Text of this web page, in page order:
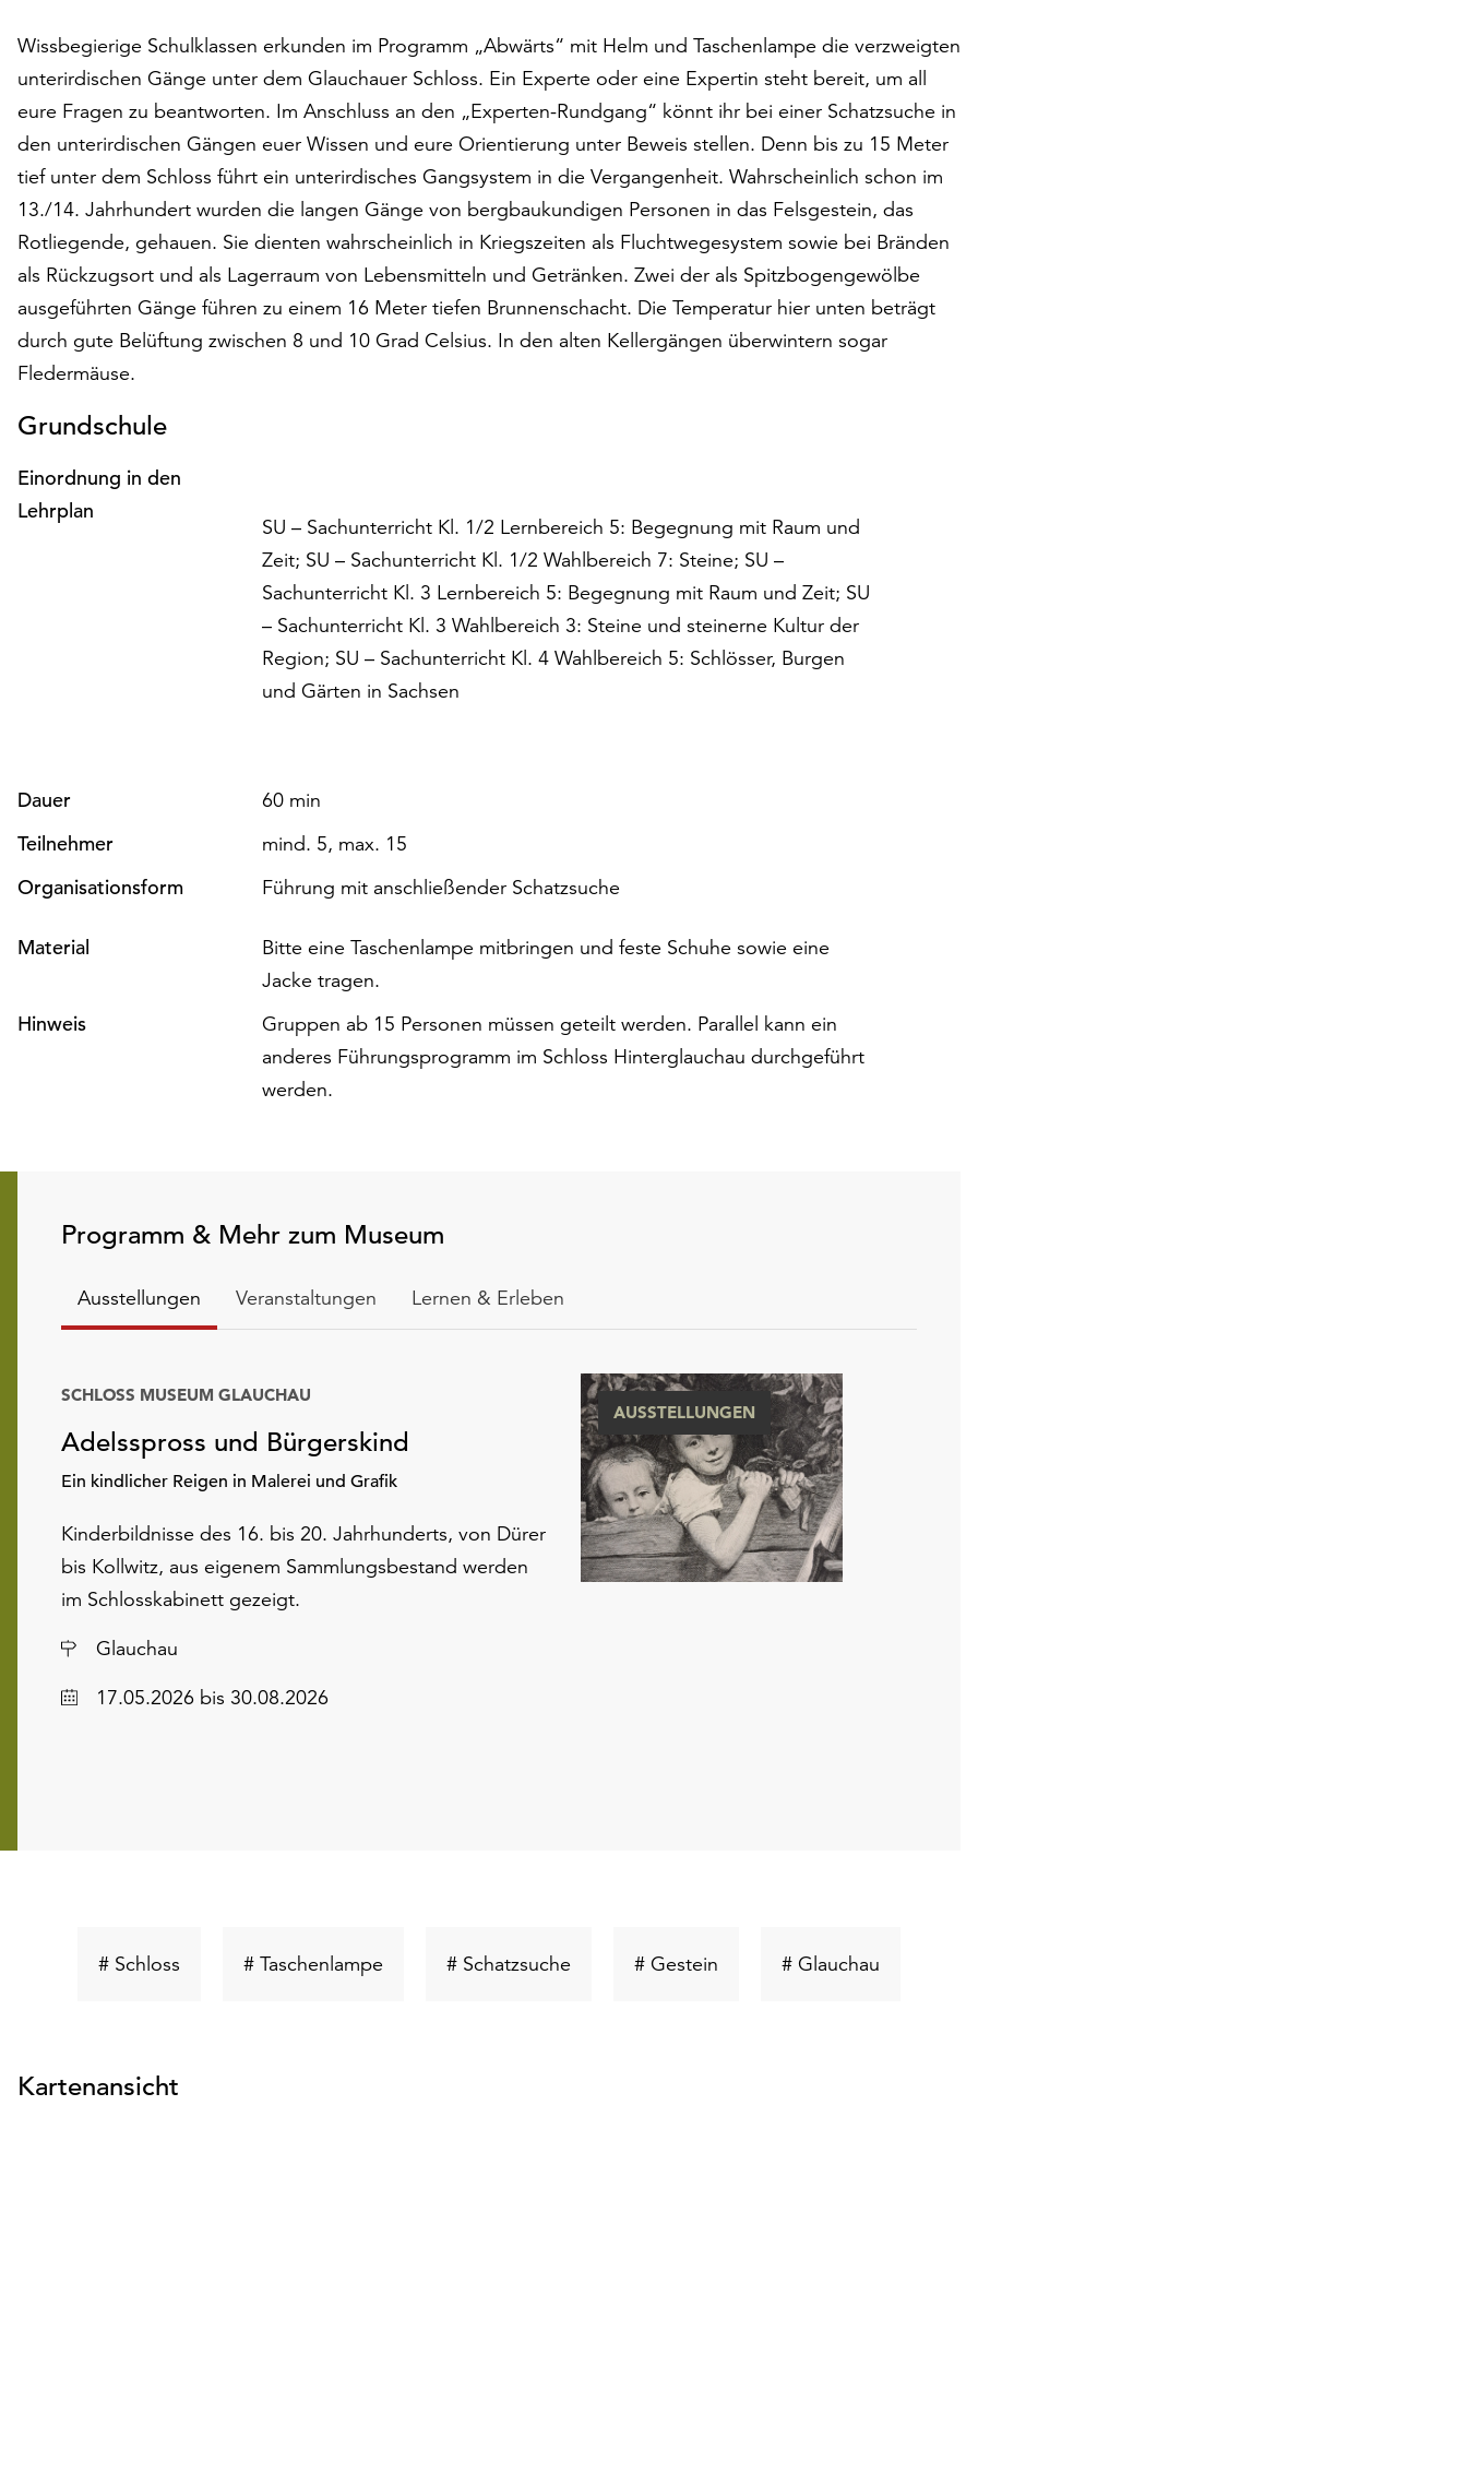
Wissbegierige Schulklassen erkunden im Programm „Abwärts“ mit Helm und Taschenlampe die verzweigten
unterirdischen Gänge unter dem Glauchauer Schloss. Ein Experte oder eine Expertin steht bereit, um all
eure Fragen zu beantworten. Im Anschluss an den „Experten-Rundgang“ könnt ihr bei einer Schatzsuche in
den unterirdischen Gängen euer Wissen und eure Orientierung unter Beweis stellen. Denn bis zu 15 Meter
tief unter dem Schloss führt ein unterirdisches Gangsystem in die Vergangenheit. Wahrscheinlich schon im
13./14. Jahrhundert wurden die langen Gänge von bergbaukundigen Personen in das Felsgestein, das
Rotliegende, gehauen. Sie dienten wahrscheinlich in Kriegszeiten als Fluchtwegesystem sowie bei Bränden
als Rückzugsort und als Lagerraum von Lebensmitteln und Getränken. Zwei der als Spitzbogengewölbe
ausgeführten Gänge führen zu einem 16 Meter tiefen Brunnenschacht. Die Temperatur hier unten beträgt
durch gute Belüftung zwischen 8 und 10 Grad Celsius. In den alten Kellergängen überwintern sogar
Fledermäuse.
Grundschule
Einordnung in den
Lehrplan
SU – Sachunterricht Kl. 1/2 Lernbereich 5: Begegnung mit Raum und
Zeit; SU – Sachunterricht Kl. 1/2 Wahlbereich 7: Steine; SU –
Sachunterricht Kl. 3 Lernbereich 5: Begegnung mit Raum und Zeit; SU
– Sachunterricht Kl. 3 Wahlbereich 3: Steine und steinerne Kultur der
Region; SU – Sachunterricht Kl. 4 Wahlbereich 5: Schlösser, Burgen
und Gärten in Sachsen
Dauer
60 min
Teilnehmer
mind. 5, max. 15
Organisationsform
Führung mit anschließender Schatzsuche
Material
Bitte eine Taschenlampe mitbringen und feste Schuhe sowie eine
Jacke tragen.
Hinweis
Gruppen ab 15 Personen müssen geteilt werden. Parallel kann ein
anderes Führungsprogramm im Schloss Hinterglauchau durchgeführt
werden.
Programm & Mehr zum Museum
Ausstellungen Veranstaltungen Lernen & Erleben
Adelsspross und Bürgerskind
Ein kindlicher Reigen in Malerei und Grafik
SCHLOSS MUSEUM GLAUCHAU
Kinderbildnisse des 16. bis 20. Jahrhunderts, von Dürer
bis Kollwitz, aus eigenem Sammlungsbestand werden
im Schlosskabinett gezeigt.
Ort
Glauchau
Datum17.05.2026 bis 30.08.2026
AUSSTELLUNGEN
# Schloss Schlüsselwort# TaschenlampeSchlüsselwort# SchatzsucheSchlüsselwort
# Gestein Schlüsselwort
# Glauchau
Kartenansicht